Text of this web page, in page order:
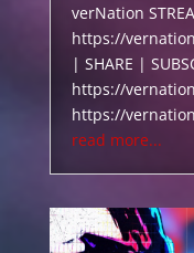
verNation
https://
| SHARE |
https://
https://
read more...